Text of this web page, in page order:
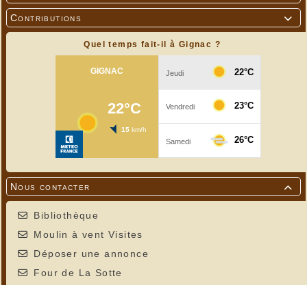

Contributions
Quel temps fait-il à Gignac ?

Nous contacter
Bibliothèque
Moulin à vent Visites
Déposer une annonce
Four de La Sotte